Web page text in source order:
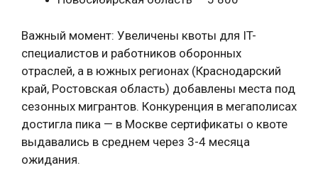
Важный момент: Увеличены квоты для IT-
специалистов и работников оборонных
отраслей, а в южных регионах (Краснодарский
край, Ростовская область) добавлены места под
сезонных мигрантов. Конкуренция в мегаполисах
достигла пика — в Москве сертификаты о квоте
выдавались в среднем через 3-4 месяца
ожидания.